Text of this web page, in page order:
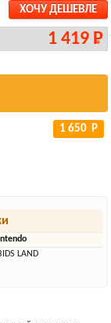
ХОЧУ ДЕШЕВЛЕ
1 419 Р
1 650 Р
LAND